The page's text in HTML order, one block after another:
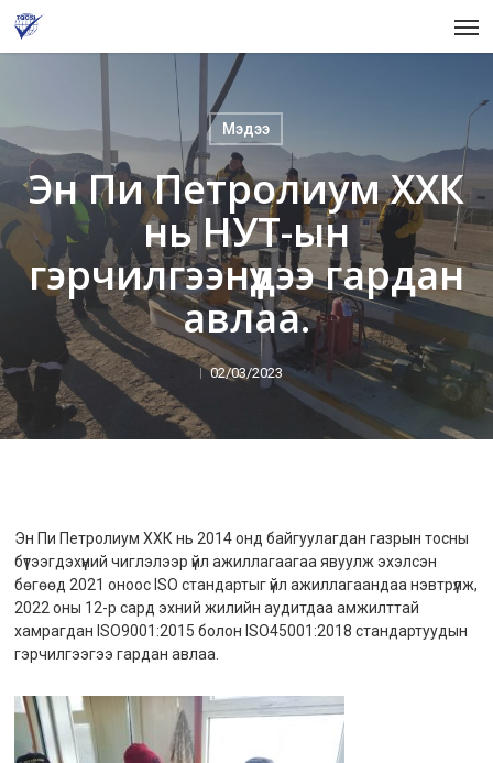
Skip
main
Мэдээ
Эн Пи Петролиум ХХК
нь НУТ-ын
гэрчилгээнүүдээ гардан
авлаа.
02/03/2023
Эн Пи Петролиум ХХК нь 2014 онд байгуулагдан газрын тосны
бүтээгдэхүүний чиглэлээр үйл ажиллагаагаа явуулж эхэлсэн
бөгөөд 2021 оноос ISO стандартыг үйл ажиллагаандаа нэвтрүүлж,
2022 оны 12-р сард эхний жилийн аудитдаа амжилттай
хамрагдан ISO9001:2015 болон ISO45001:2018 стандартуудын
гэрчилгээгээ гардан авлаа.